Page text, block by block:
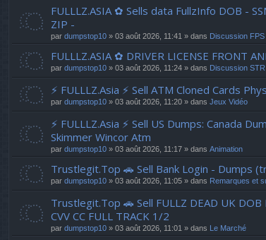
FULLLZ.ASIA ✿ Sells data FullzInfo DOB -
ZIP -
par dumpstop10 » 03 août 2026, 11:41 » dans Discussion FPS
FULLLZ.ASIA ✿ DRIVER LICENSE FRONT
par dumpstop10 » 03 août 2026, 11:24 » dans Discussion STR
⚡ FULLLZ.Asia ⚡ Sell ATM Cloned Cards
par dumpstop10 » 03 août 2026, 11:20 » dans Jeux Vidéo
⚡ FULLLZ.Asia ⚡ Sell US Dumps: Canada
Skimmer Wincor Atm
par dumpstop10 » 03 août 2026, 11:17 » dans Animation
Trustlegit.Top 🚗 Sell Bank Login - Dumps
par dumpstop10 » 03 août 2026, 11:05 » dans Remarques et
Trustlegit.Top 🚗 Sell FULLZ DEAD UK DOB
CVV CC FULL TRACK 1/2
par dumpstop10 » 03 août 2026, 11:01 » dans Le Marché